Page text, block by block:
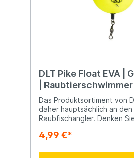
DLT Pike Float EVA |
| Raubtierschwimmer
Das Produktsortiment von
daher hauptsächlich an den
Raubfischangler. Denken
an größeres Material wie
4,99 €*